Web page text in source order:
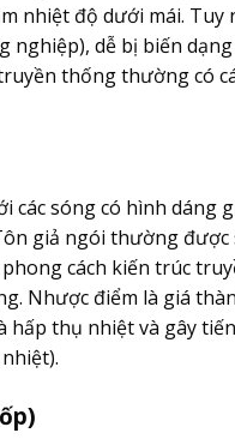
nhiệt độ dưới mái. Tuy
nghiệp), dễ bị biến
thống thường có
các sóng có hình
giả ngói thường
cách kiến trúc
Nhược điểm là giá
hấp thụ nhiệt và gây